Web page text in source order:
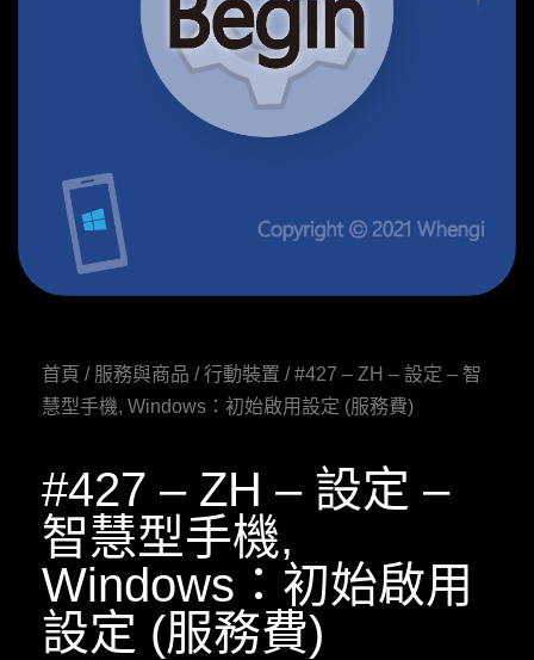
首頁 / 服務與商品 /行動裝置 / #427 – ZH – 設定 – 智
慧型手機, Windows：初始啟用設定 (服務費)
#427 – ZH – 設定 –
智慧型手機,
Windows：初始啟用
設定 (服務費)